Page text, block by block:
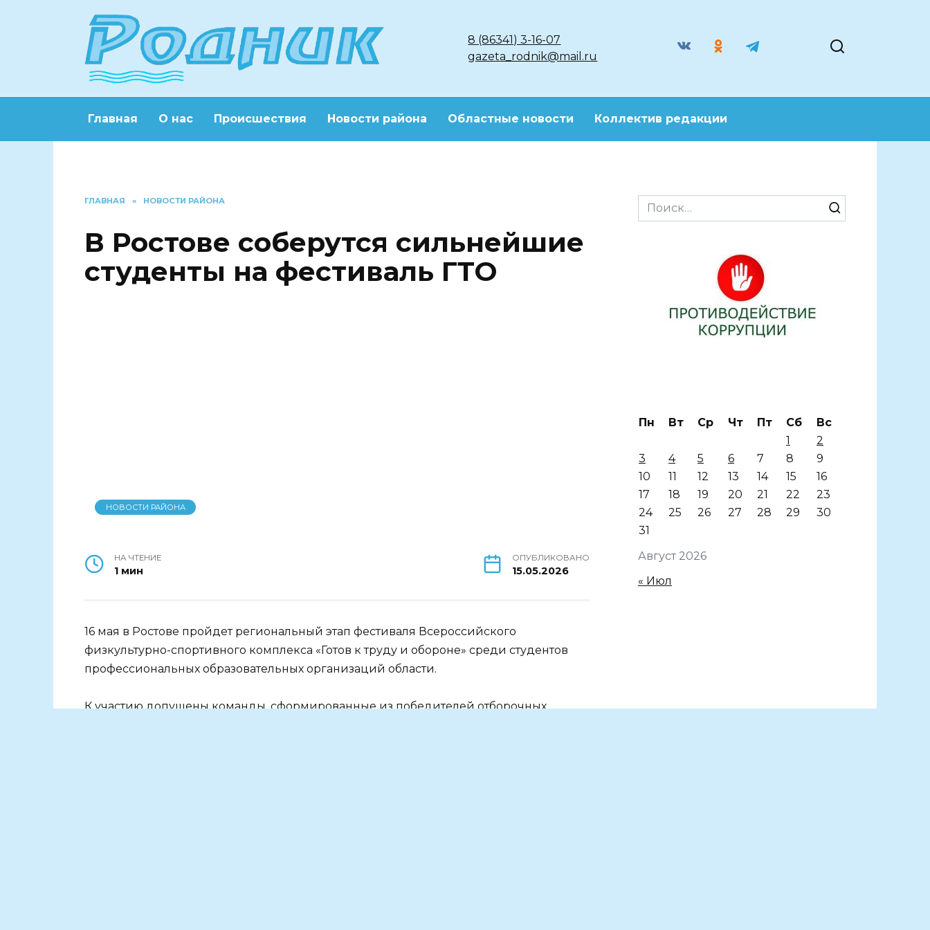
8 (86341) 3-16-07
gazeta_rodnik@mail.ru
Главная О нас Происшествия Новости района Областные новости Коллектив редакции
ГЛАВНАЯ » НОВОСТИ РАЙОНА
В Ростове соберутся сильнейшие
студенты на фестиваль ГТО
НОВОСТИ РАЙОНА
НА ЧТЕНИЕ
1 мин
ОПУБЛИКОВАНО
15.05.2026
16 мая в Ростове пройдет региональный этап фестиваля Всероссийского
физкультурно-спортивного комплекса «Готов к труду и обороне» среди студентов
профессиональных образовательных организаций области.
К участию допущены команды, сформированные из победителей отборочных
Search
for:
Август 2026
Пн Вт Ср Чт Пт Сб
Вс
1
2
3
4 5 6 7 8
9
10
11 12 13 14 15
16
17
18 19 20 21 22
23
24
25 26 27 28 29
30
31
« Июл